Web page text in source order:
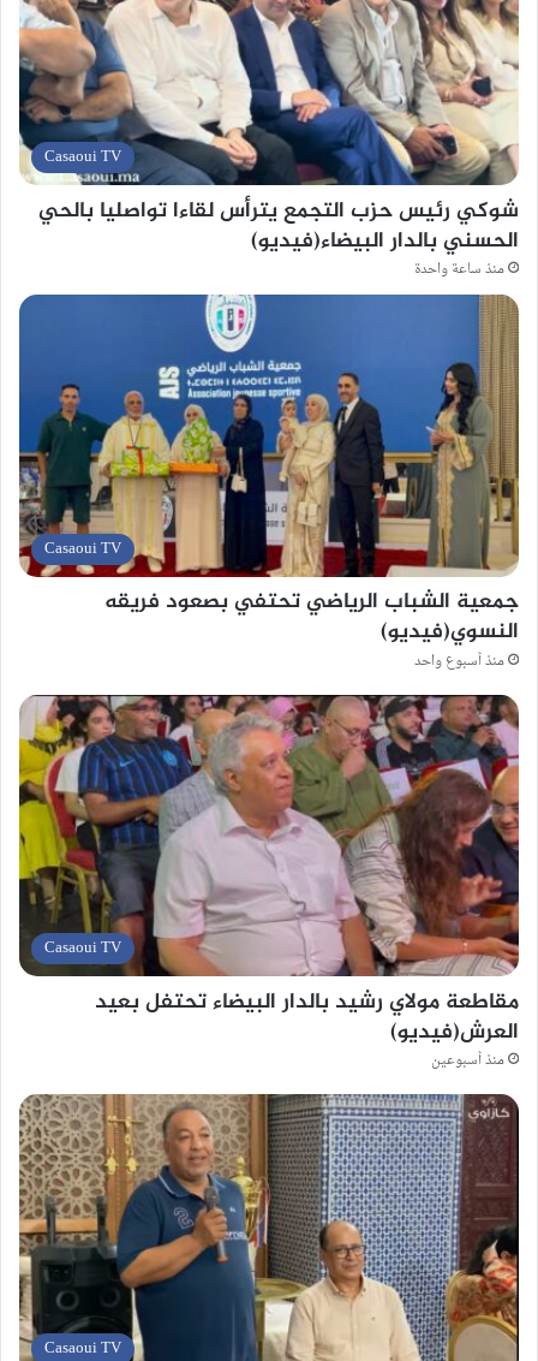
Casaoui TV
شوكي رئيس حزب التجمع يترأس لقاءا تواصليا بالحي
الحسني بالدار البيضاء(فيديو)
منذ ساعة واحدة
Casaoui TV
جمعية الشباب الرياضي تحتفي بصعود فريقه
النسوي(فيديو)
منذ أسبوع واحد
Casaoui TV
مقاطعة مولاي رشيد بالدار البيضاء تحتفل بعيد
العرش(فيديو)
منذ أسبوعين
Casaoui TV